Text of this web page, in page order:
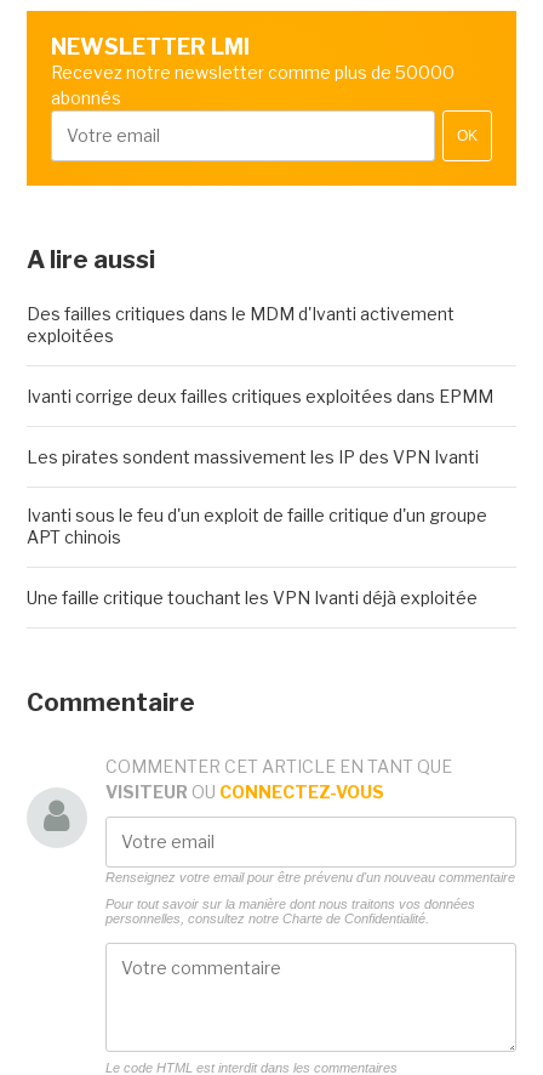
NEWSLETTER LMI
Recevez notre newsletter comme plus de 50000
abonnés
OK
A lire aussi
Des failles critiques dans le MDM d'Ivanti activement
exploitées
Ivanti corrige deux failles critiques exploitées dans EPMM
Les pirates sondent massivement les IP des VPN Ivanti
Ivanti sous le feu d'un exploit de faille critique d'un groupe
APT chinois
Une faille critique touchant les VPN Ivanti déjà exploitée
Commentaire
COMMENTER CET ARTICLE EN TANT QUE
VISITEUR OU CONNECTEZ-VOUS
Renseignez votre email pour être prévenu d'un nouveau commentaire
Pour tout savoir sur la manière dont nous traitons vos données
personnelles, consultez notre Charte de Confidentialité.
Le code HTML est interdit dans les commentaires